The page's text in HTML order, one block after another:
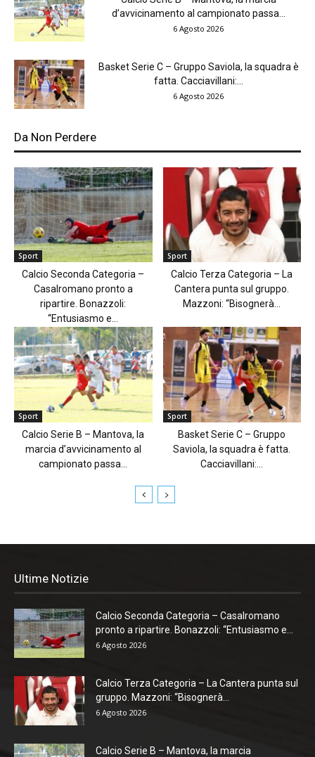
d’avvicinamento al campionato passa...
6 Agosto 2026
Basket Serie C – Gruppo Saviola, la squadra è
fatta. Cacciavillani:...
6 Agosto 2026
Da Non Perdere
Sport
Calcio Seconda Categoria –
Casalromano pronto a
ripartire. Bonazzoli:
“Entusiasmo e...
Sport
Calcio Terza Categoria – La
Cantera punta sul gruppo.
Mazzoni: “Bisognerà...
Sport
Calcio Serie B – Mantova, la
marcia d’avvicinamento al
campionato passa...
Sport
Basket Serie C – Gruppo
Saviola, la squadra è fatta.
Cacciavillani:...
Ultime Notizie
Calcio Seconda Categoria – Casalromano
pronto a ripartire. Bonazzoli: “Entusiasmo e...
6 Agosto 2026
Calcio Terza Categoria – La Cantera punta sul
gruppo. Mazzoni: “Bisognerà...
6 Agosto 2026
Calcio Serie B – Mantova, la marcia